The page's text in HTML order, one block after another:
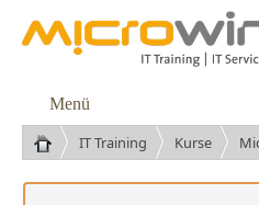
Menü
IT Training Kurse